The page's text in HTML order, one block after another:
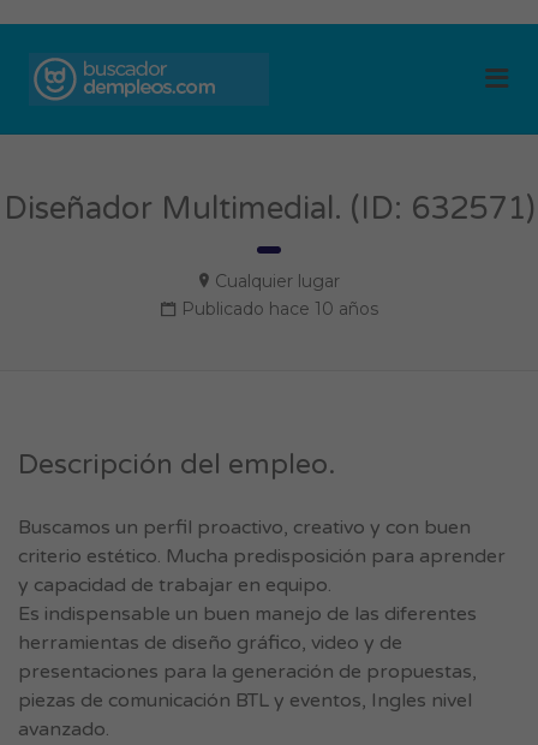
Diseñador Multimedial. (ID: 632571)
Cualquier lugar
Publicado hace 10 años
Descripción del empleo.
Buscamos un perfil proactivo, creativo y con buen
criterio estético. Mucha predisposición para aprender
y capacidad de trabajar en equipo.
Es indispensable un buen manejo de las diferentes
herramientas de diseño gráfico, video y de
presentaciones para la generación de propuestas,
piezas de comunicación BTL y eventos, Ingles nivel
avanzado.